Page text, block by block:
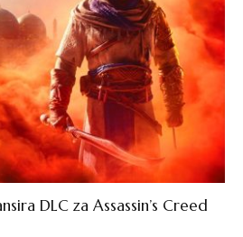
DLC za Assassin’s Creed